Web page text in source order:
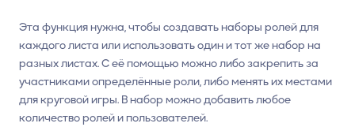
Эта функция нужна, чтобы создавать наборы ролей для
каждого листа или использовать один и тот же набор на
разных листах. С её помощью можно либо закрепить за
участниками определённые роли, либо менять их местами
для круговой игры. В набор можно добавить любое
количество ролей и пользователей.